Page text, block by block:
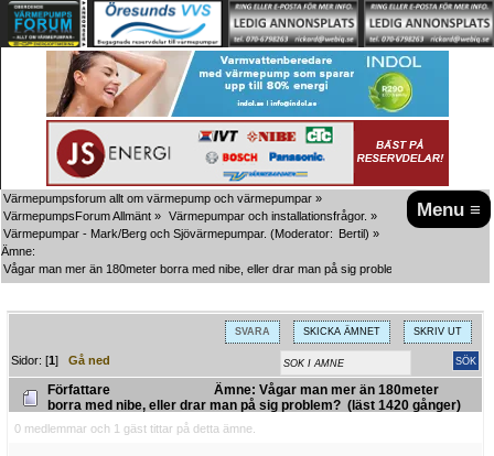
Menu ≡
Värmepumpsforum allt om värmepump och värmepumpar »
VärmepumpsForum Allmänt » Värmepumpar och installationsfrågor. »
Värmepumpar - Mark/Berg och Sjövärmepumpar. (Moderator: Bertil) »
Ämne:
Vågar man mer än 180meter borra med nibe, eller drar man på sig problem?
SVARA SKICKA ÄMNET SKRIV UT
Sidor: [1]Gå ned
Författare
Ämne: Vågar man mer än 180meter
borra med nibe, eller drar man på sig problem? (läst 1420 gånger)
0 medlemmar och 1 gäst tittar på detta ämne.